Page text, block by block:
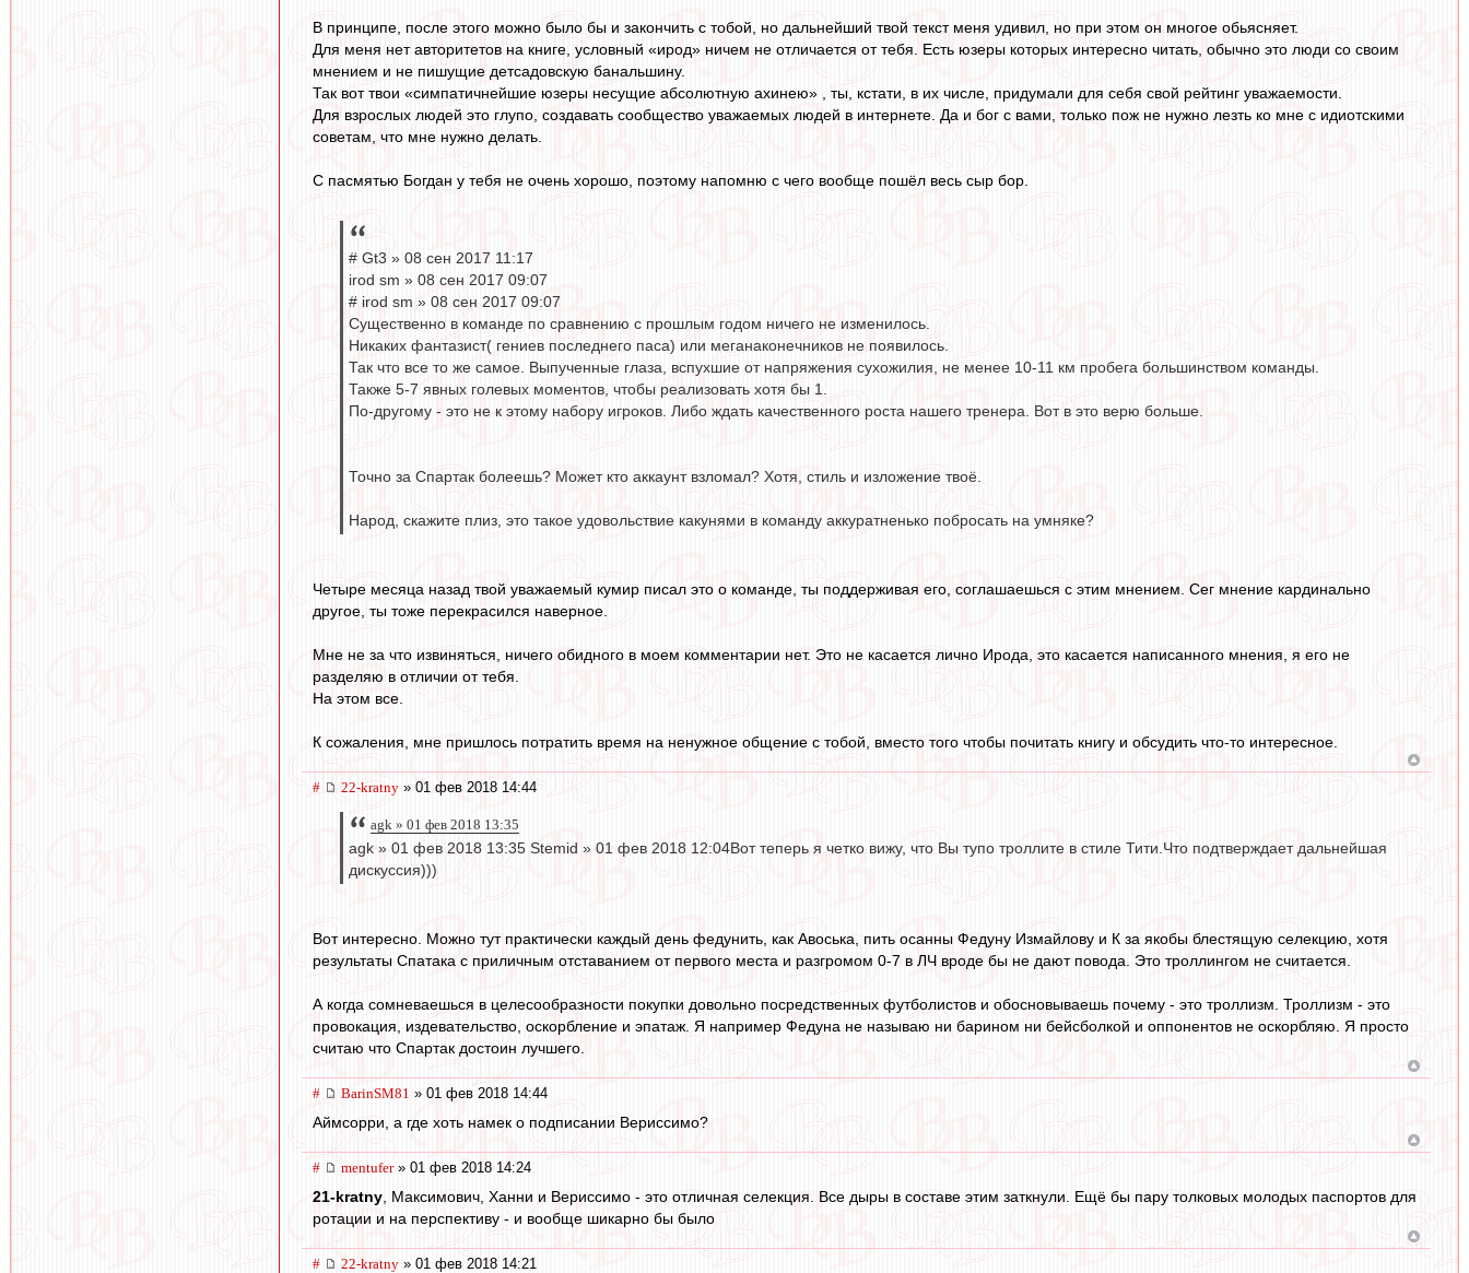
В принципе, после этого можно было бы и закончить с тобой, но дальнейший твой текст меня удивил, но при этом он многое обьясняет.
Для меня нет авторитетов на книге, условный «ирод» ничем не отличается от тебя. Есть юзеры которых интересно читать, обычно это люди со своим
мнением и не пишущие детсадовскую банальшину.
Так вот твои «симпатичнейшие юзеры несущие абсолютную ахинею» , ты, кстати, в их числе, придумали для себя свой рейтинг уважаемости.
Для взрослых людей это глупо, создавать сообщество уважаемых людей в интернете. Да и бог с вами, только пож не нужно лезть ко мне с идиотскими
советам, что мне нужно делать.
С пасмятью Богдан у тебя не очень хорошо, поэтому напомню с чего вообще пошёл весь сыр бор.
# Gt3 » 08 сен 2017 11:17
irod sm » 08 сен 2017 09:07
# irod sm » 08 сен 2017 09:07
Существенно в команде по сравнению с прошлым годом ничего не изменилось.
Никаких фантазист( гениев последнего паса) или меганаконечников не появилось.
Так что все то же самое. Выпученные глаза, вспухшие от напряжения сухожилия, не менее 10-11 км пробега большинством команды.
Также 5-7 явных голевых моментов, чтобы реализовать хотя бы 1.
По-другому - это не к этому набору игроков. Либо ждать качественного роста нашего тренера. Вот в это верю больше.
Точно за Спартак болеешь? Может кто аккаунт взломал? Хотя, стиль и изложение твоё.
Народ, скажите плиз, это такое удовольствие какунями в команду аккуратненько побросать на умняке?
Четыре месяца назад твой уважаемый кумир писал это о команде, ты поддерживая его, соглашаешься с этим мнением. Сег мнение кардинально
другое, ты тоже перекрасился наверное.
Мне не за что извиняться, ничего обидного в моем комментарии нет. Это не касается лично Ирода, это касается написанного мнения, я его не
разделяю в отличии от тебя.
На этом все.
К сожаления, мне пришлось потратить время на ненужное общение с тобой, вместо того чтобы почитать книгу и обсудить что-то интересное.
# 22-kratny » 01 фев 2018 14:44
agk » 01 фев 2018 13:35
agk » 01 фев 2018 13:35 Stemid » 01 фев 2018 12:04Вот теперь я четко вижу, что Вы тупо троллите в стиле Тити.Что подтверждает дальнейшая
дискуссия)))
Вот интересно. Можно тут практически каждый день федунить, как Авоська, пить осанны Федуну Измайлову и К за якобы блестящую селекцию, хотя
результаты Спатака с приличным отставанием от первого места и разгромом 0-7 в ЛЧ вроде бы не дают повода. Это троллингом не считается.
А когда сомневаешься в целесообразности покупки довольно посредственных футболистов и обосновываешь почему - это троллизм. Троллизм - это
провокация, издевательство, оскорбление и эпатаж. Я например Федуна не называю ни барином ни бейсболкой и оппонентов не оскорбляю. Я просто
считаю что Спартак достоин лучшего.
# BarinSM81 » 01 фев 2018 14:44
Аймсорри, а где хоть намек о подписании Вериссимо?
# mentufer» 01 фев 2018 14:24
21-kratny , Максимович, Ханни и Вериссимо - это отличная селекция. Все дыры в составе этим заткнули. Ещё бы пару толковых молодых паспортов для
ротации и на перспективу - и вообще шикарно бы было
# 22-kratny » 01 фев 2018 14:21